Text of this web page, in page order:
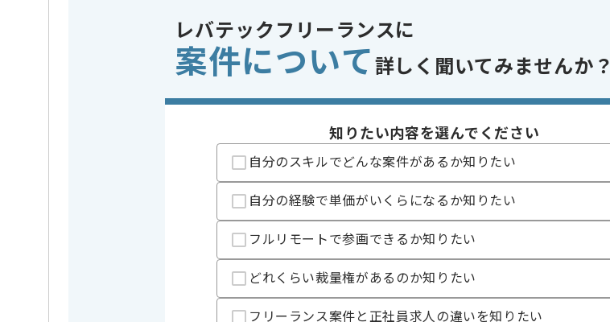
PowerAutomateでの開発経験を活かすことができます。
ご経験と実績に応じてスライド案件のご提案も差し上げる場合がございます。
新しいアイディアや技術を積極的に導入し、
経験豊富なエンジニアと成長が出来る環境でございます。
レバテックフリーランスに
案件について 詳しく聞いてみませんか？
知りたい内容を選んでください
自分のスキルでどんな案件があるか知りたい
自分の経験で単価がいくらになるか知りたい
フルリモートで参画できるか知りたい
どれくらい裁量権があるのか知りたい
フリーランス案件と正社員求人の違いを知りたい